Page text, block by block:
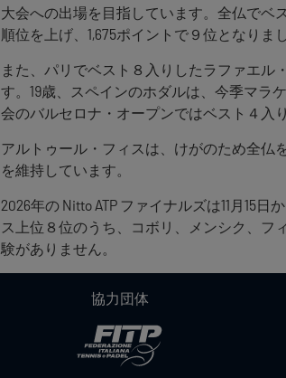
大会への出場を目指しています。全仏でベ
順位を上げ、1,675ポイントで９位となりまし
また、パリでベスト８入りしたラファエル
す。19歳、スペインのホダルは、今季マラ
会のバルセロナ・オープンではベスト４入
アルトゥール・フィスは、けがのため全仏
を維持しています。
2026年の Nitto ATP ファイナルズは11月15
ス上位８位のうち、コボリ、メンシク、フ
験がありません。
協力団体